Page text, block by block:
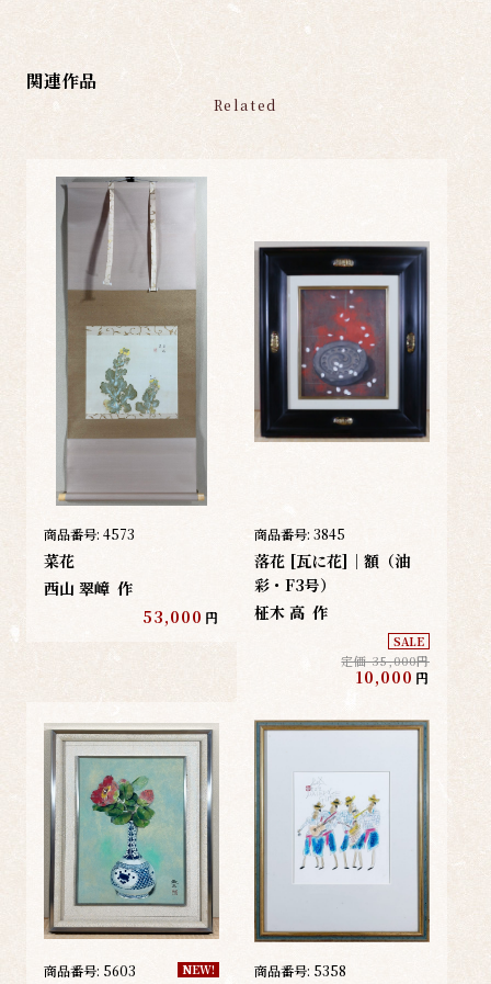
関連作品
Related
商品番号: 4573
菜花
西山 翠嶂 作
53,000 円
商品番号: 3845
落花 [瓦に花]｜額（油
彩・F3号）
柾木 高 作
SALE
定価 35,000円
10,000 円
商品番号: 5603 NEW! 商品番号: 5358